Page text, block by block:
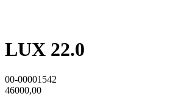
LUX 22.0
00-00001542
46000,00